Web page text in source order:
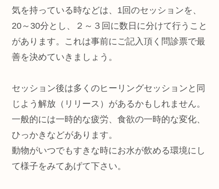
気を持っている時などは、1回のセッションを、
20～30分とし、２～３回に数日に分けて行うこと
があります。これは事前にご記入頂く問診票で最
善を決めていきましょう。
セッション後は多くのヒーリングセッションと同
じよう解放（リリース）があるかもしれません。
一般的には一時的な疲労、食欲の一時的な変化、
ひっかきなどがあります。
動物がいつでもすきな時にお水が飲める環境にし
て様子をみてあげて下さい。